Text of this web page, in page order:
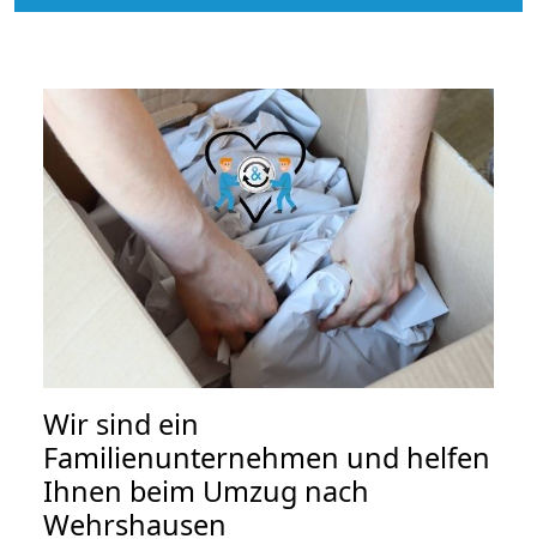
Wir sind ein
Familienunternehmen und helfen
Ihnen beim Umzug nach
Wehrshausen